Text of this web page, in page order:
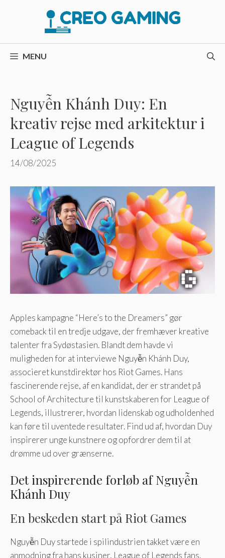
MENU
Nguyễn Khánh Duy: En
kreativ rejse med arkitektur i
League of Legends
14/08/2025
Apples kampagne “Here’s to the Dreamers” gør
comeback til en tredje udgave, der fremhæver kreative
talenter fra Sydøstasien. Blandt dem havde vi
muligheden for at interviewe Nguyễn Khánh Duy,
associeret kunstdirektør hos Riot Games. Hans
fascinerende rejse, af en kandidat, der er strandet på
School of Architecture til kunstskaberen for League of
Legends, illustrerer, hvordan lidenskab og udholdenhed
kan føre til uventede resultater. Find ud af, hvordan Duy
inspirerer unge kunstnere og opfordrer dem til at
drømme ud over grænserne.
Det inspirerende forløb af Nguyễn
Khánh Duy
En beskeden start på Riot Games
Nguyễn Duy startede i spilindustrien takket være en
anmodning fra hans kusiner, League of Legends fans.